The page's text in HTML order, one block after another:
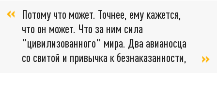
Потому что может. Точнее, ему кажется,
что он может. Что за ним сила
"цивилизованного" мира. Два авианосца
со свитой и привычка к безнаказанности,